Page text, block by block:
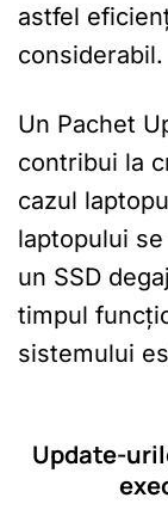
astfel
considerabil.
Un Pachet
contribui la
cazul
laptopului
un SSD
timpul
sistemului
Update-